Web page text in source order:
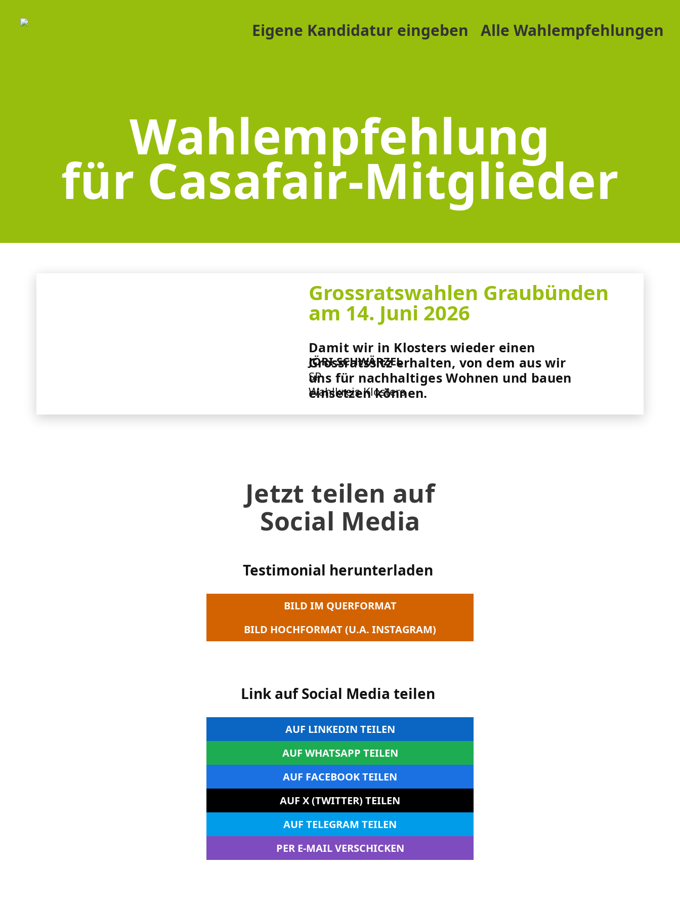
Eigene Kandidatur eingeben Alle Wahlempfehlungen
Wahlempfehlung
für Casafair-Mitglieder
Grossratswahlen Graubünden
am 14. Juni 2026
Damit wir in Klosters wieder einen
Grossratssitz erhalten, von dem aus wir
uns für nachhaltiges Wohnen und bauen
einsetzen können.
JÖRI SCHWÄRZEL
SP
Wahlkreis Klosters
Jetzt teilen auf
Social Media
Testimonial herunterladen
BILD IM QUERFORMAT
BILD HOCHFORMAT (U.A. INSTAGRAM)
Link auf Social Media teilen
AUF LINKEDIN TEILEN
AUF WHATSAPP TEILEN
AUF FACEBOOK TEILEN
AUF X (TWITTER) TEILEN
AUF TELEGRAM TEILEN
PER E-MAIL VERSCHICKEN